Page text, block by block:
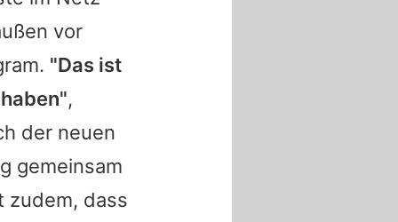
vor
"Das ist
,
der neuen
gemeinsam
zudem, dass